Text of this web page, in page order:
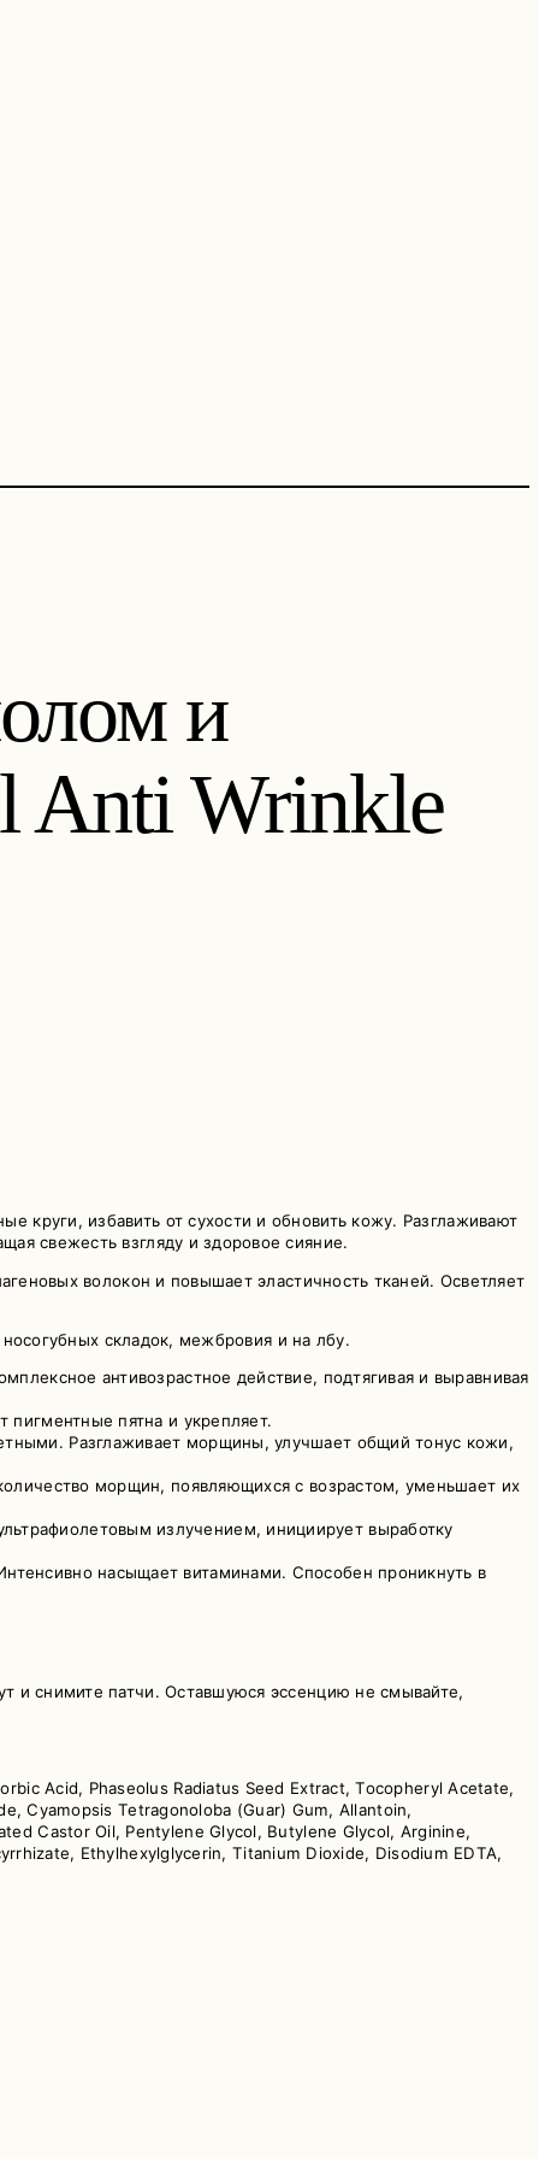
и
Anti Wrinkle
избавить от сухости и обновить кожу. Разглаживают
свежесть взгляду и здоровое сияние.
волокон и повышает эластичность тканей. Осветляет
складок, межбровия и на лбу.
антивозрастное действие, подтягивая и выравнивая
пигментные пятна и укрепляет.
Разглаживает морщины, улучшает общий тонус кожи,
морщин, появляющихся с возрастом, уменьшает их
излучением, инициирует выработку
насыщает витаминами. Способен проникнуть в
и снимите патчи. Оставшуюся эссенцию не смывайте,
Acid, Phaseolus Radiatus Seed Extract, Tocopheryl Acetate,
Cyamopsis Tetragonoloba (Guar) Gum, Allantoin,
Castor Oil, Pentylene Glycol, Butylene Glycol, Arginine,
Ethylhexylglycerin, Titanium Dioxide, Disodium EDTA,